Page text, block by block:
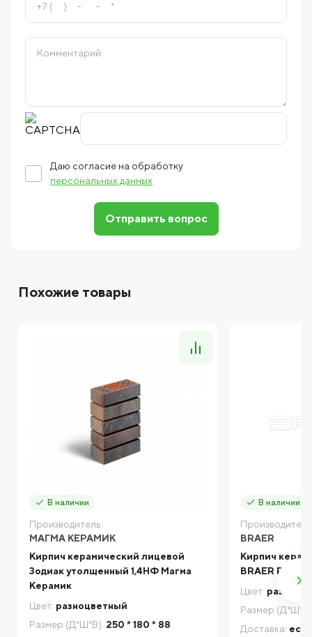
Даю согласие на обработку
персональных данных
Отправить вопрос
Похожие товары
В наличии
Производитель:
МАГМА КЕРАМИК
Кирпич керамический лицевой
Зодиак утолщенный 1,4НФ Магма
Керамик
Цвет: разноцветный
Размер (Д*Ш*В): 250 * 180 * 88
В наличии
BRAER
Кирпич
BRAER PRO
Цвет:
Размер
Доставка: есть